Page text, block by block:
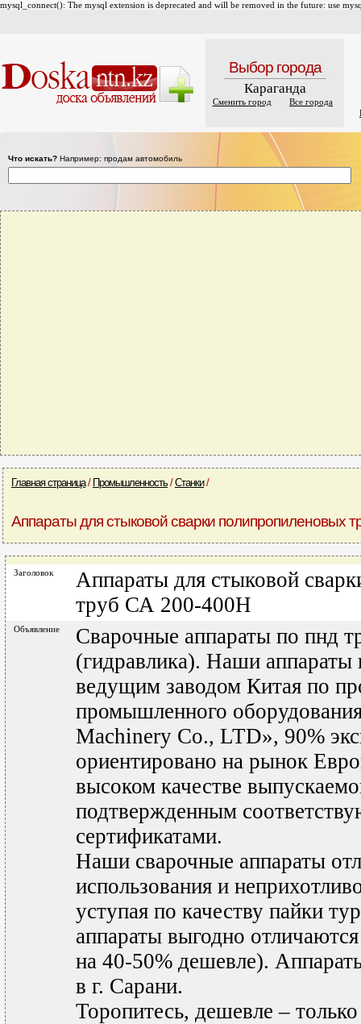
mysql_connect(): The mysql extension is deprecated and will be removed in the future: use
Выбор города
Караганда
Сменить город
Все города
Что искать? Например: продам автомобиль
Главная страница/ Промышленность/Станки/
Аппараты для стыковой сварки полипропиленовых
Заголовок
Аппараты для стыковой
труб СА 200-400Н
Объявление
Сварочные аппараты по пнд
(гидравлика). Наши аппараты
ведущим заводом Китая по
промышленного
Machinery Co., LTD», 90%
ориентировано на рынок
высоком качестве
подтвержденным
сертификатами.
Наши сварочные аппараты
использования и
уступая по качеству пайки
аппараты выгодно
на 40-50% дешевле).
в г. Сарани.
Торопитесь, дешевле –